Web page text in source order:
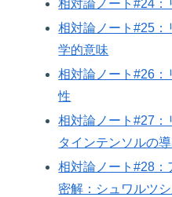
相対論ノート#24：
相対論ノート#25：
学的意味
相対論ノート#26：
性
相対論ノート#27：
タインテンソルの
相対論ノート#28：
密解：シュワルツ